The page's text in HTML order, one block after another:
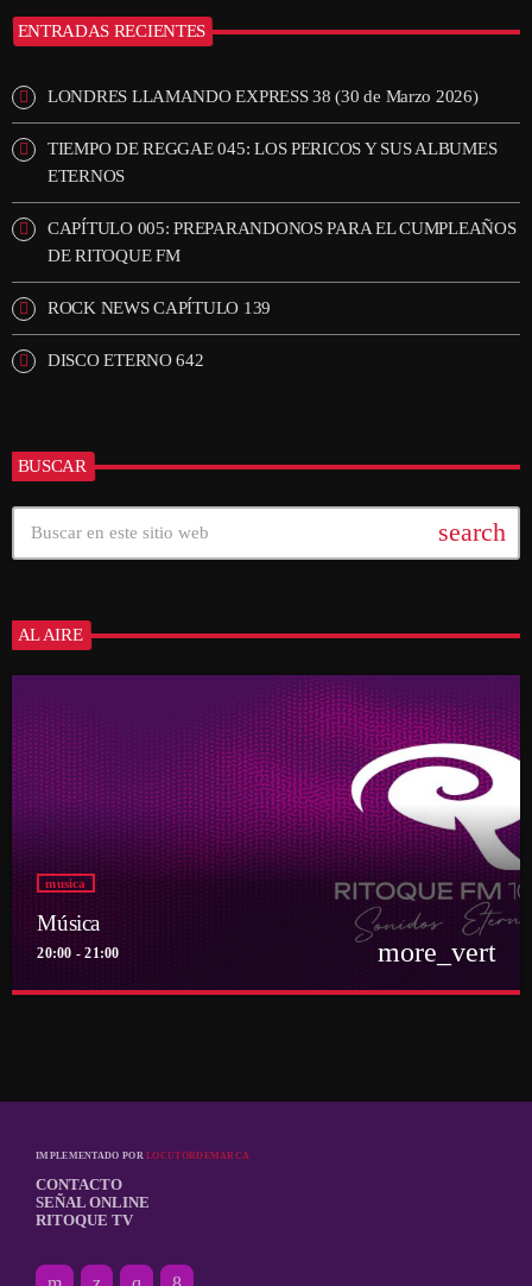
ENTRADAS RECIENTES
LONDRES LLAMANDO EXPRESS 38 (30 de Marzo 2026)
TIEMPO DE REGGAE 045: LOS PERICOS Y SUS ALBUMES
ETERNOS
CAPÍTULO 005: PREPARANDONOS PARA EL CUMPLEAÑOS
DE RITOQUE FM
ROCK NEWS CAPÍTULO 139
DISCO ETERNO 642
BUSCAR
search
AL AIRE
musica
Música
20:00 - 21:00 more_vert
Música
IMPLEMENTADO PORLOCUTORDEMARCA
CONTACTO
SEÑAL ONLINE
RITOQUE TV